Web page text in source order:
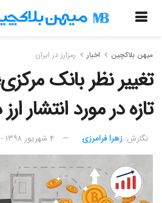
میهن بلاکچین اخبار رمزارز در ایران
تغییر نظر بانک
تازه در مورد انتشار
نگارش:‌ زهرا فرامرزی ۴ شهریور ۱۳۹۸ - ۱۷:۴۳